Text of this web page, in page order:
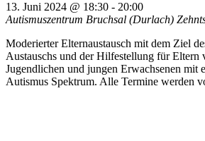
13. Juni 2024 @ 18:30 - 20:00
Autismuszentrum Bruchsal (Durlach)
Moderierter Elternaustausch mit dem Ziel
Austauschs und der Hilfestellung für Eltern
Jugendlichen und jungen Erwachsenen mit
Autismus Spektrum. Alle Termine werden